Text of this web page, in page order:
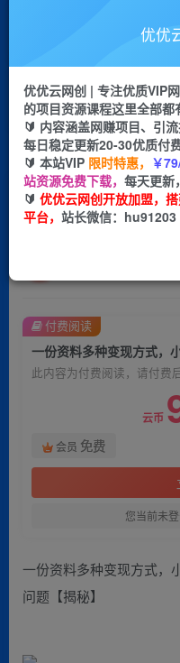
会员专属推广链接
挂机 项目
脚本卡密
首页 创业课程 会员免费
一份资料多种变现方
800不是问题
此内容为付费阅读，请付费
云币
会员 免费
您当前未
付费阅读
一份资料多种变现方式，
问题【揭秘】
优优
优优云网创 | 专注优质VIP
的项目资源课程这里全部都
🔰 内容涵盖网赚项目、引
每日稳定更新20-30优质付
🔰 本站VIP 限时特惠， ￥
站资源免费下载， 每天更新
🔰 优优云网创开放加盟，
平台， 站长微信：hu91203